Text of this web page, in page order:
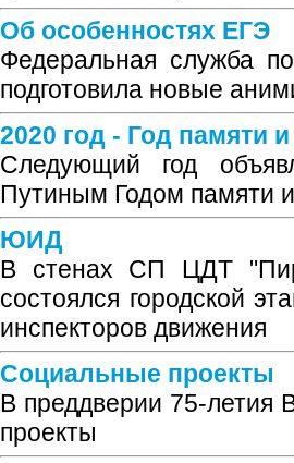
Об особенностях ЕГЭ
Федеральная служба
подготовила новые
2020 год - Год памяти
Следующий год
Путиным Годом памяти
ЮИД
В стенах СП ЦДТ
состоялся городской
инспекторов движения
Социальные проекты
В преддверии 75-летия
проекты